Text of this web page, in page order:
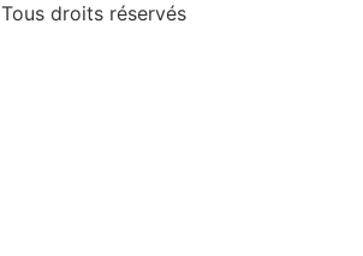
Tous droits réservés